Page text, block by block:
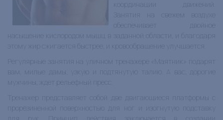
координации движений.
Занятия на свежем воздухе
обеспечивает двойное
насыщение кислородом мышц в заданной области, и благодаря
этому жир сжигается быстрее, и кровообращение улучшается.
Регулярные занятия на уличном тренажере «Маятник» подарят
вам, милые дамы, узкую и подтянутую талию. А вас, дорогие
мужчины, ждет рельефный пресс.
Тренажер представляет собой две двигающиеся платформы с
прорезиненной поверхностью для ног и изогнутую подставку